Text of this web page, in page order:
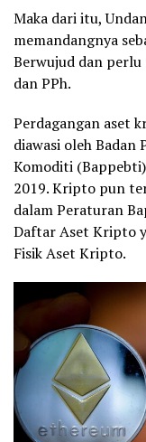
Maka dari itu,
memandangnya
Berwujud dan
dan PPh.
Perdagangan aset
diawasi oleh Badan
Komoditi
2019. Kripto pun
dalam Peraturan
Daftar Aset Kripto
Fisik Aset Kripto.